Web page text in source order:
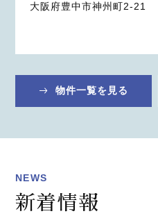
大阪府豊中市神州町2-21
物件一覧を見る
NEWS
新着情報